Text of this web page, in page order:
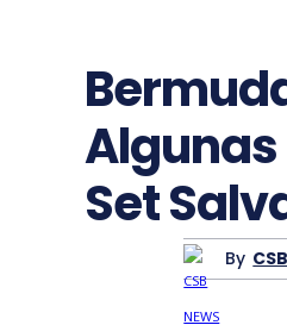
Algunas
Set
By